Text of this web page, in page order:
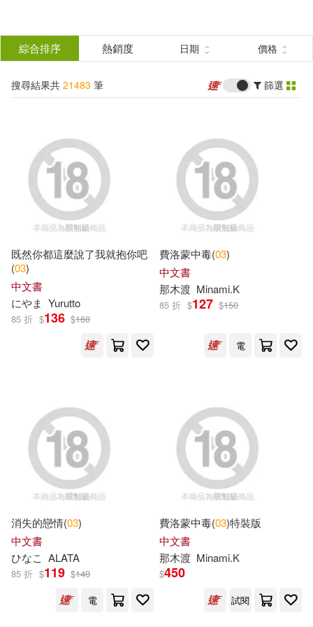
結
分類 (單選)
所有商品(21483)
圖書(12557)
雜誌(503)
服飾(68)
美食(13) 3C(264)
家電(230)
設計文具(476) 無印良品(6)
婦幼生活(135)
餐廚生活(125)
鞋包配件(912) 寵物生活(77)
玲廊滿藝(3) 電子書(4490)
有聲書(4)
作者 (可複選)
ケイ・エム・プロデュース(529)
チェリーズ(317) LEO(206)
GLORY QUEST(185)
ホットエンターテイメント(142)
Anonymous(133) HA(109)
ビッグモーカル(108)
PRESTIGE DIGITAL BOOK SERIE
美國迪士尼公司(93)
展開
出版社 (可複選)
Ingram(1957) 尖端(1680)
TMEplus(1474) 青文(1108)
說頻文化(542) 悅文社(512)
Neo Media(508)
配送方式 (可複選)
綜合排序 熱銷度 日期 價格
搜尋結果共 21483 筆 篩選
既然你都這麼說了我就抱你吧
(03)
中文書
にやま Yurutto
85 折 $136 $160
費洛蒙中毒(03)
中文書
那木渡 Minami.K
85 折 $127 $150
電
消失的戀情(03)
中文書
ひなこ ALATA
85 折 $119 $140
電
費洛蒙中毒(03)特裝版
中文書
那木渡 Minami.K
$450
試閱